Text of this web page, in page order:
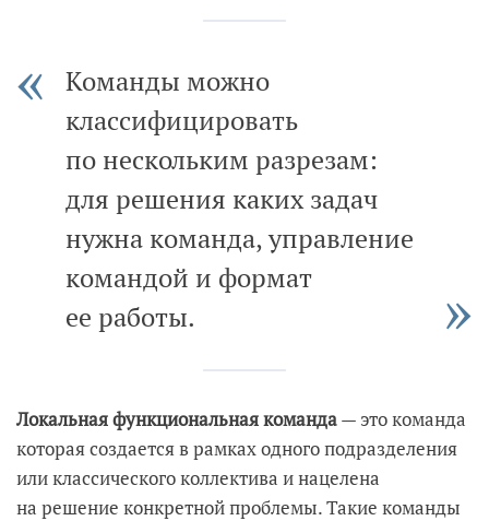
Команды можно
классифицировать
по нескольким разрезам:
для решения каких задач
нужна команда, управление
командой и формат
ее работы.
Локальная функциональная команда— это команда
которая создается в рамках одного подразделения
или классического коллектива и нацелена
на решение конкретной проблемы. Такие команды